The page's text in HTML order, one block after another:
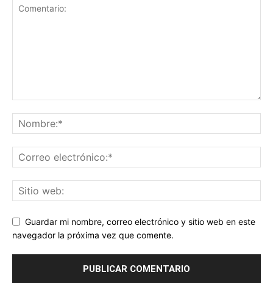
Guardar mi nombre, correo electrónico y sitio web en este
navegador la próxima vez que comente.